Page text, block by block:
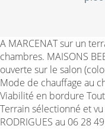
A MARCENAT sur un
chambres. MAISONS
ouverte sur le salon
Mode de chauffage au
Viabilité en bordure
Terrain sélectionné et
RODRIGUES au 06 28